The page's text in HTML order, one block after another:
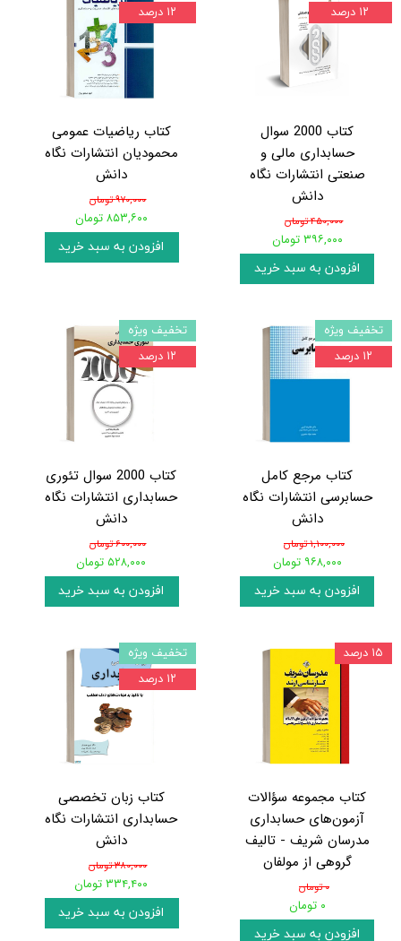
کتاب 2000 سوال
حسابداری مالی و
صنعتی انتشارات نگاه
دانش
۴۵۰,۰۰۰ تومان
۳۹۶,۰۰۰ تومان
افزودن به سبد خرید
۱۲ درصد
کتاب ریاضیات عمومی
محمودیان انتشارات نگاه
دانش
۹۷۰,۰۰۰ تومان
۸۵۳,۶۰۰ تومان
افزودن به سبد خرید
۱۲ درصد
کتاب مرجع کامل
حسابرسی انتشارات نگاه
دانش
۱,۱۰۰,۰۰۰ تومان
۹۶۸,۰۰۰ تومان
افزودن به سبد خرید
تخفیف ویژه
۱۲ درصد
کتاب 2000 سوال تئوری
حسابداری انتشارات نگاه
دانش
۶۰۰,۰۰۰ تومان
۵۲۸,۰۰۰ تومان
افزودن به سبد خرید
تخفیف ویژه
۱۲ درصد
کتاب مجموعه سؤالات
آزمون‌های حسابداری
مدرسان شریف - تالیف
گروهی از مولفان
۰ تومان
۰ تومان
افزودن به سبد خرید
۱۵ درصد
کتاب زبان تخصصی
حسابداری انتشارات نگاه
دانش
۳۸۰,۰۰۰ تومان
۳۳۴,۴۰۰ تومان
افزودن به سبد خرید
تخفیف ویژه
۱۲ درصد